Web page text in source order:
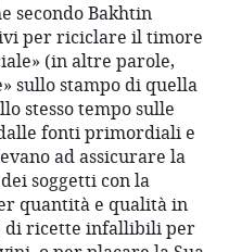
secondo Bakhtin
per riciclare il timore
(in altre parole,
sullo stampo di quella
stesso tempo sulle
fonti primordiali e
ad assicurare la
soggetti con la
quantità e qualità in
di ricette infallibili per